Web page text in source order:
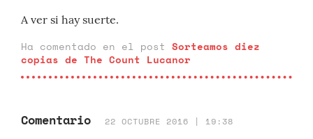
A ver si hay suerte.
Ha comentado en el post Sorteamos diez
copias de The Count Lucanor
Comentario 22 OCTUBRE 2016 | 19:38